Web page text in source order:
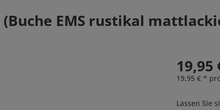
EMS rustikal
19,95
19,95 € *
Lassen Sie